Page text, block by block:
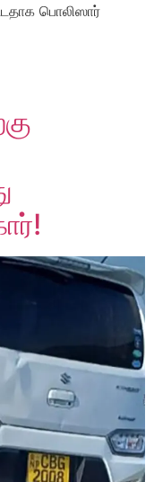
பொலிஸார்